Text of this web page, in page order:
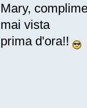
Mary,
mai vista
prima d'ora!!